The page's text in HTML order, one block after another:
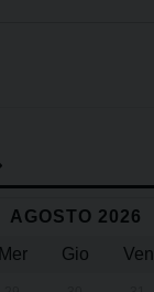
AGOSTO 2026
Mer Gio Ven